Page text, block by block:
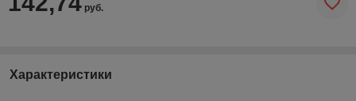
руб.
Характеристики